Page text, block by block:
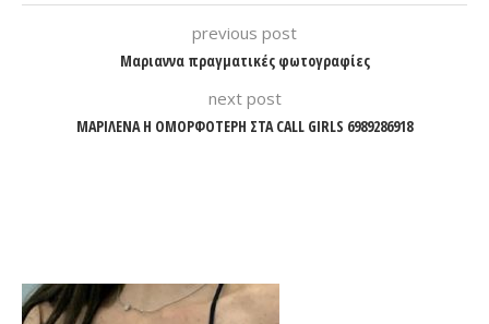
previous post
Μαριαννα πραγματικές φωτογραφίες
next post
ΜΑΡΙΛΕΝΑ Η ΟΜΟΡΦΟΤΕΡΗ ΣΤΑ CALL GIRLS 6989286918